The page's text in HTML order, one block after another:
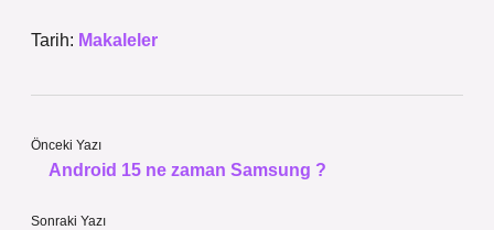
Tarih: Makaleler
Önceki Yazı
Android 15 ne zaman Samsung ?
Sonraki Yazı